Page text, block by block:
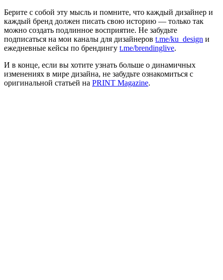
Берите с собой эту мысль и помните, что каждый дизайнер и
каждый бренд должен писать свою историю — только так
можно создать подлинное восприятие. Не забудьте
подписаться на мои каналы для дизайнеров t.me/ku_design и
ежедневные кейсы по брендингу t.me/brendinglive.
И в конце, если вы хотите узнать больше о динамичных
изменениях в мире дизайна, не забудьте ознакомиться с
оригинальной статьей на PRINT Magazine.